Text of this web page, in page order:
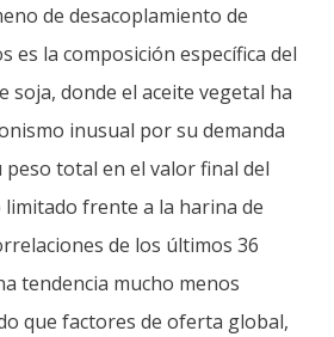
de desacoplamiento de
es la composición específica del
soja, donde el aceite vegetal ha
inusual por su demanda
total en el valor final del
frente a la harina de
de los últimos 36
tendencia mucho menos
que factores de oferta global,